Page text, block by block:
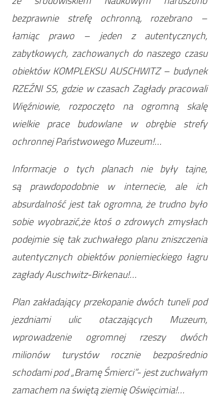
bezprawnie strefę ochronną, rozebrano –
łamiąc prawo – jeden z autentycznych,
zabytkowych, zachowanych do naszego czasu
obiektów KOMPLEKSU AUSCHWITZ – budynek
RZEŹNI SS, gdzie w czasach Zagłady pracowali
Więźniowie, rozpoczęto na ogromną skalę
wielkie prace budowlane w obrębie strefy
ochronnej Państwowego Muzeum!…
Informacje o tych planach nie były tajne,
są prawdopodobnie w internecie, ale ich
absurdalność jest tak ogromna, że trudno było
sobie wyobrazić,że ktoś o zdrowych zmysłach
podejmie się tak zuchwałego planu zniszczenia
autentycznych obiektów poniemieckiego łagru
zagłady Auschwitz-Birkenau!…
Plan zakładający przekopanie dwóch tuneli pod
jezdniami ulic otaczających Muzeum,
wprowadzenie ogromnej rzeszy dwóch
milionów turystów rocznie bezpośrednio
schodami pod „Bramę Śmierci”- jest zuchwałym
zamachem na świętą ziemię Oświęcimia!…